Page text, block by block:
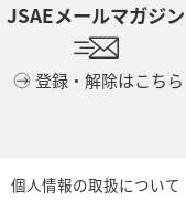
JSAEメールマガジン
登録・解除はこちら
個人情報の取扱について